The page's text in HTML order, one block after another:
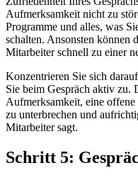
Aufmerksamkeit nicht zu
Programme und alles, was
schalten. Ansonsten können
Mitarbeiter schnell zu einer
Konzentrieren Sie sich
Sie beim Gespräch aktiv zu.
Aufmerksamkeit, eine
zu unterbrechen und
Mitarbeiter sagt.
Schritt 5: